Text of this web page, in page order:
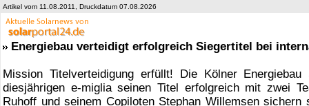
Artikel vom 11.08.2011, Druckdatum 07.08.2026
Energiebau verteidigt erfolgreich Siegertitel bei
Mission Titelverteidigung erfüllt! Die Kölner
diesjährigen e-miglia seinen Titel erfolgreich mit zwei
Ruhoff und seinem Copiloten Stephan Willemsen